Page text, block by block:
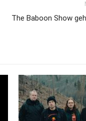
The Baboon Show